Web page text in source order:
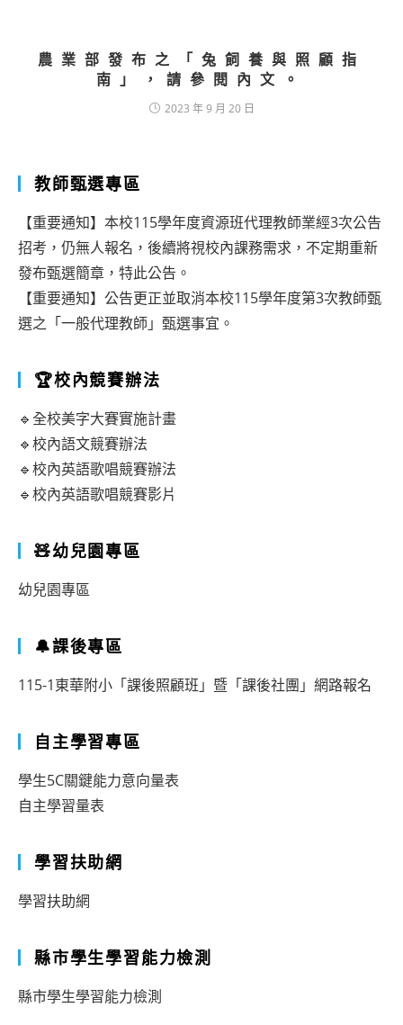
農業部發布之「兔飼養與照顧指
南」，請參閱內文。
2023 年 9 月 20 日
教師甄選專區
【重要通知】本校115學年度資源班代理教師業經3次公告
招考，仍無人報名，後續將視校內課務需求，不定期重新
發布甄選簡章，特此公告。
【重要通知】公告更正並取消本校115學年度第3次教師甄
選之「一般代理教師」甄選事宜。
🏆校內競賽辦法
🔹全校美字大賽實施計畫
🔹校內語文競賽辦法
🔹校內英語歌唱競賽辦法
🔹校內英語歌唱競賽影片
🧸幼兒園專區
幼兒園專區
🔔課後專區
115-1東華附小「課後照顧班」暨「課後社團」網路報名
自主學習專區
學生5C關鍵能力意向量表
自主學習量表
學習扶助網
學習扶助網
縣市學生學習能力檢測
縣市學生學習能力檢測